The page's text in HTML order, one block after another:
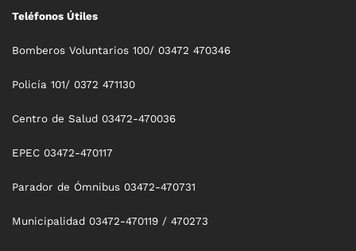
Teléfonos Útiles
Bomberos Voluntarios 100/ 03472 470346
Policía 101/ 0372 471130
Centro de Salud 03472-470036
EPEC 03472-470117
Parador de Ómnibus 03472-470731
Municipalidad 03472-470119 / 470273